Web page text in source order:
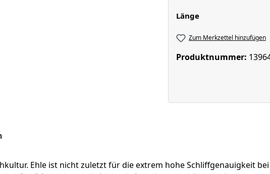
Längeauswählen
Zum Merkzettel hinzufügen
Produktnummer:
Ehle ist nicht zuletzt für die extrem hohe Schliffgenauigkeit